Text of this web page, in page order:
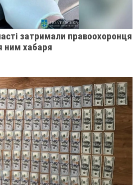
затримали правоохоронця
ним хабаря